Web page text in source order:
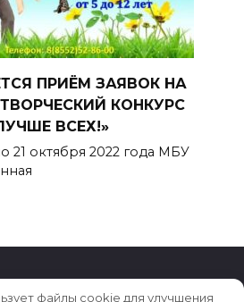
ПРИЁМ ЗАЯВОК НА
КОНКУРС
ВСЕХ!»
21 октября 2022 года МБУ
файлы cookie для улучшения